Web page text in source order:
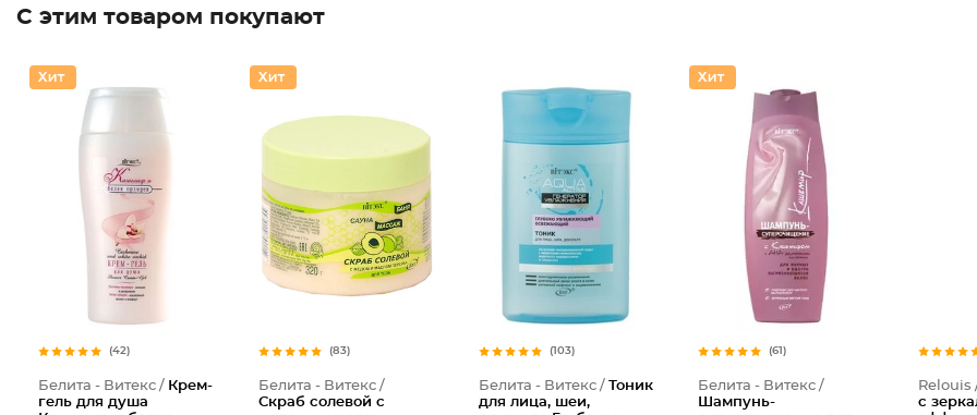
С этим товаром покупают
(42)
Белита - Витекс / Крем-
гель для душа
(83)
Белита - Витекс /
Скраб солевой с
(103)
Белита - Витекс / Тоник
для лица, шеи,
(61)
Белита - Витекс /
Шампунь-
Relouis
с